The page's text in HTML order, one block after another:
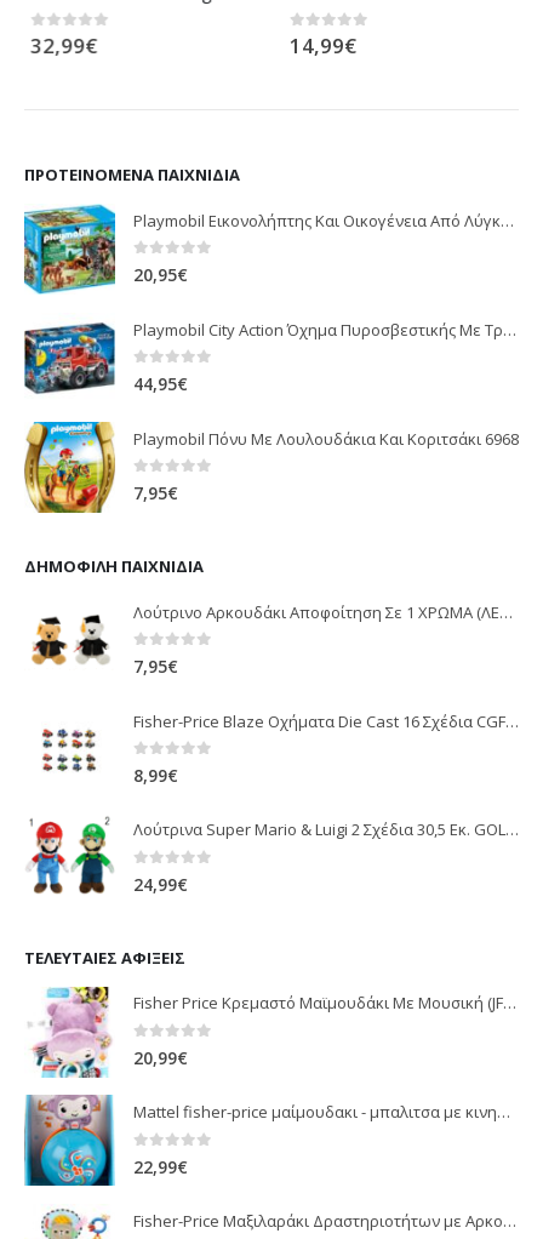
0out of 5
32,99€ 0out of 5
14,99€
ΠΡΟΤΕΙΝΌΜΕΝΑ ΠΑΙΧΝΊΔΙΑ
Playmobil Εικονολήπτης Και Οικογένεια Από Λύγκες 5561
0 out of 5
20,95€
Playmobil City Action Όχημα Πυροσβεστικής Με Τροχαλία Ρυμούλκησης 9466
0 out of 5
44,95€
Playmobil Πόνυ Με Λουλουδάκια Και Κοριτσάκι 6968
0out of 5
7,95€
ΔΗΜΟΦΙΛΉ ΠΑΙΧΝΊΔΙΑ
Λούτρινο Αρκουδάκι Αποφοίτηση Σε 1 ΧΡΩΜΑ (ΛΕΥΚΟ)25Εκ 1850
0out of 5
7,95€
Fisher-Price Blaze Οχήματα Die Cast 16 Σχέδια CGF20
0 out of 5
8,99€
Λούτρινα Super Mario & Luigi 2 Σχέδια 30,5 Εκ. GOL13769
0 out of 5
24,99€
ΤΕΛΕΥΤΑΊΕΣ ΑΦΊΞΕΙΣ
Fisher Price Κρεμαστό Μαϊμουδάκι Με Μουσική (JFF02)
0 out of 5
20,99€
Mattel fisher-price μαίμουδακι - μπαλιτσα με κινηση JLB95
22,99€
Fisher-Price Μαξιλαράκι Δραστηριοτήτων με Αρκουδάκι (JHB44)